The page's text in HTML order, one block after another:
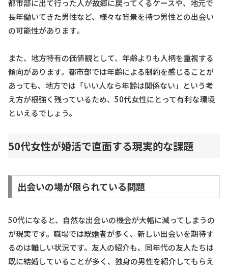
都市部に出て行った人が故郷に戻ってくるケースや、地元で
長年働いてきた男性など、様々な背景を持つ男性との出会い
の可能性があります。
また、地方特有の価値観として、年齢よりも人柄を重視する
傾向があります。都市部では年齢による制約を感じることが
あっても、地方では「いい人なら年齢は関係ない」という考
え方が根強く残っているため、50代女性にとって有利な環境
といえるでしょう。
50代女性が婚活で直面する現実的な課題
出会いの場が限られている問題
50代になると、自然な出会いの機会が大幅に減ってしまうの
が現実です。職場では既婚者が多く、新しい出会いを期待す
るのは難しい状況です。友人の紹介も、同年代の友人たちは
既に結婚していることが多く、独身の男性を紹介してもらえ